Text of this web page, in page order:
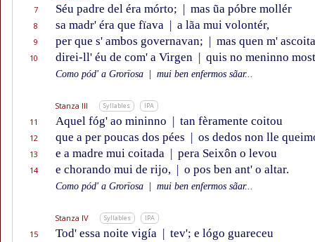
7 Séu padre del éra mórto; | mas ũa póbre mollér
8 sa madr' éra que fïava | a lãa mui volontér,
9 per que s' ambos governavan; | mas quen m'
10 direi-ll' éu de com' a Virgen | quis no meninno
Como pód' a Grorïosa mui ben enfermos sãar...
Stanza III Syllables IPA
11 Aquel fóg' ao mininno | tan fèramente coitou
12 que a per poucas dos pées | os dedos non lle
13 e a madre mui coitada | pera Seixôn o levou
14 e chorando mui de rijo, | o pos ben ant' o altar.
Como pód' a Grorïosa mui ben enfermos sãar...
Stanza IV Syllables IPA
15 Tod' essa noite vigía | tev'; e lógo guareceu